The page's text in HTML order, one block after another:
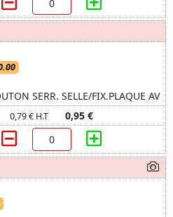
SERR. SELLE/FIX.PLAQUE AV
0,79 € H.T 0,95 €